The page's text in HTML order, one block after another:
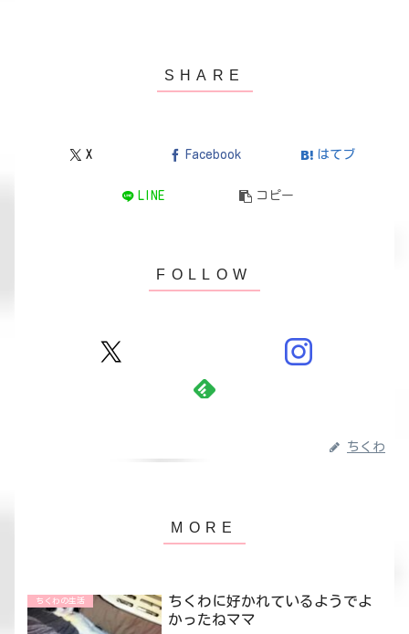
X Facebook はてブ
LINE コピー
ちくわ
ちくわの生活
ちくわに好かれているようでよ
かったねママ